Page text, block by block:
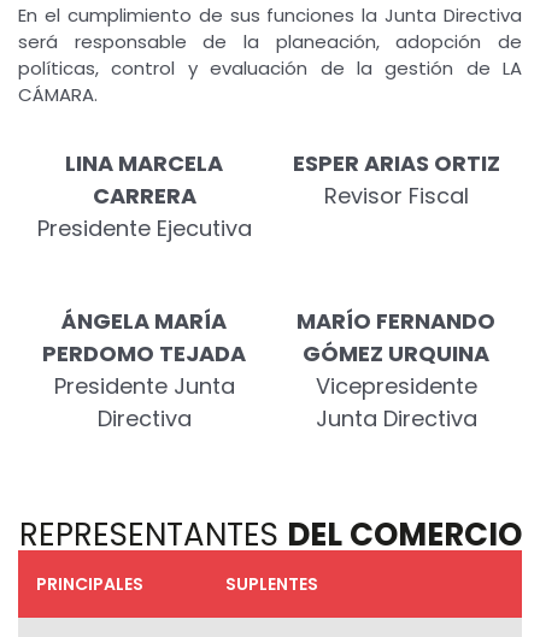
En el cumplimiento de sus funciones la Junta Directiva
será responsable de la planeación, adopción de
políticas, control y evaluación de la gestión de LA
CÁMARA.
LINA MARCELA
CARRERA
Presidente Ejecutiva
ESPER ARIAS ORTIZ
Revisor Fiscal
ÁNGELA MARÍA
PERDOMO TEJADA
Presidente Junta
Directiva
MARÍO FERNANDO
GÓMEZ URQUINA
Vicepresidente
Junta Directiva
REPRESENTANTES DEL COMERCIO
PRINCIPALES SUPLENTES